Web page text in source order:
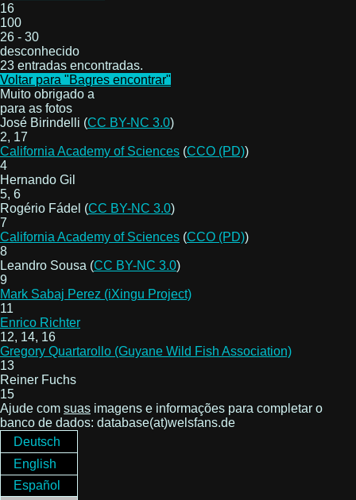
16
100
26 - 30
desconhecido
23 entradas encontradas.
Voltar para "Bagres encontrar"
Muito obrigado a
para as fotos
José Birindelli (CC BY-NC 3.0)
2, 17
California Academy of Sciences (CCO (PD))
4
Hernando Gil
5, 6
Rogério Fádel (CC BY-NC 3.0)
7
California Academy of Sciences (CCO (PD))
8
Leandro Sousa (CC BY-NC 3.0)
9
Mark Sabaj Perez (iXingu Project)
11
Enrico Richter
12, 14, 16
Gregory Quartarollo (Guyane Wild Fish Association)
13
Reiner Fuchs
15
Ajude com suas imagens e informações para completar o
banco de dados: database(at)welsfans.de
Deutsch
English
Español